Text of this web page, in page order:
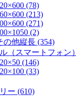
(78)
(213)
(271)
(2)
の他縦長 (354)
（スマートフォン
(146)
(33)
ー (610)